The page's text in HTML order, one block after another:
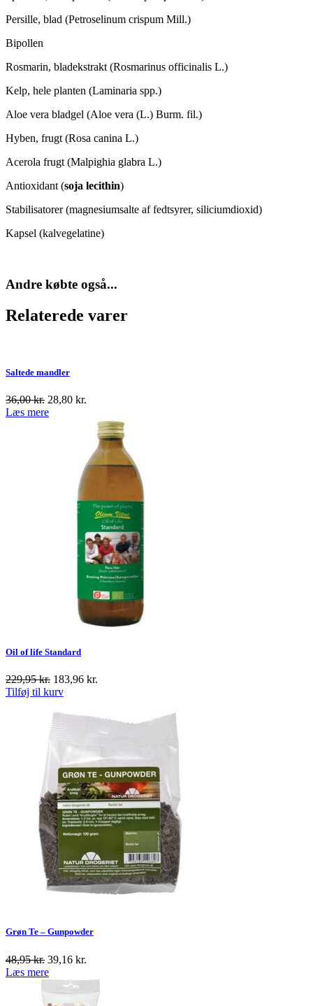
Persille, blad (Petroselinum crispum Mill.)
Bipollen
Rosmarin, bladekstrakt (Rosmarinus officinalis L.)
Kelp, hele planten (Laminaria spp.)
Aloe vera bladgel (Aloe vera (L.) Burm. fil.)
Hyben, frugt (Rosa canina L.)
Acerola frugt (Malpighia glabra L.)
Antioxidant (soja lecithin)
Stabilisatorer (magnesiumsalte af fedtsyrer, siliciumdioxid)
Kapsel (kalvegelatine)
Andre købte også...
Relaterede varer
Saltede mandler
36,00kr. 28,80 kr.
Læs mere
Oil of life Standard
229,95kr. 183,96 kr.
Tilføj til kurv
Grøn Te – Gunpowder
48,95kr. 39,16 kr.
Læs mere